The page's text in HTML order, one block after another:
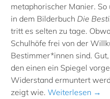
metaphorischer Manier.
in dem Bilderbuch Die
tritt es selten zu tage.
Schulhöfe frei von der
Bestimmer*innen sind.
den einen ein Spiegel
Widerstand ermuntert
zeigt wie.Weiterlesen →